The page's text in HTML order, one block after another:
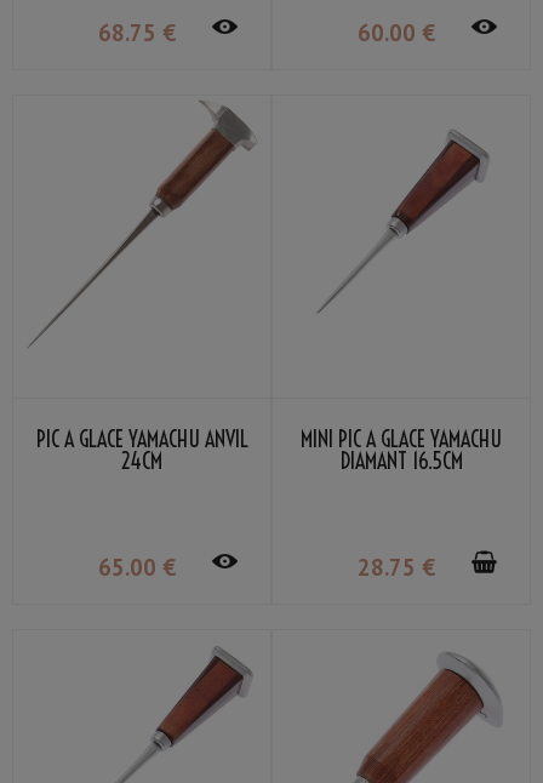
68.75 € 60.00 €
PIC À GLACE YAMACHU ANVIL
24CM
65.00 €
MINI PIC À GLACE YAMACHU
DIAMANT 16.5CM
28.75 €